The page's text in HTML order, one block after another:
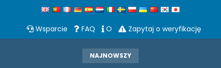
Wsparcie FAQ O Zapytaj o weryfikację
NAJNOWSZY